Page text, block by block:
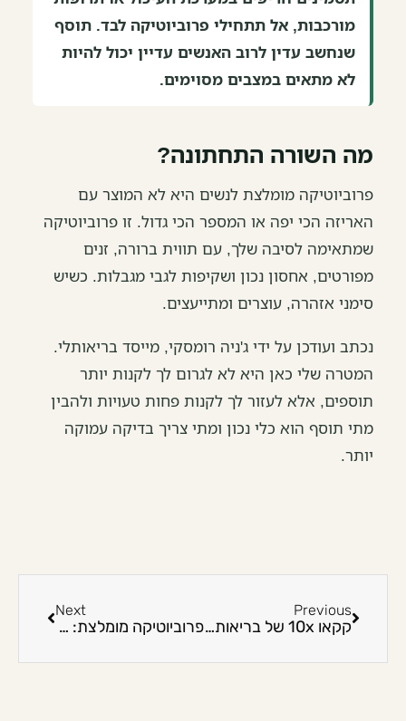
מורכבות, אל תתחילי פרוביוטיקה לבד. תוסף
שנחשב עדין לרוב האנשים עדיין יכול להיות
לא מתאים במצבים מסוימים.
מה השורה התחתונה?
פרוביוטיקה מומלצת לנשים היא לא המוצר עם
האריזה הכי יפה או המספר הכי גדול. זו פרוביוטיקה
שמתאימה לסיבה שלך, עם תווית ברורה, זנים
מפורטים, אחסון נכון ושקיפות לגבי מגבלות. כשיש
סימני אזהרה, עוצרים ומתייעצים.
נכתב ועודכן על ידי ג'ניה רומסקי, מייסד בריאותלי.
המטרה שלי כאן היא לא לגרום לך לקנות יותר
תוספים, אלא לעזור לך לקנות פחות טעויות ולהבין
מתי תוסף הוא כלי נכון ומתי צריך בדיקה עמוקה
יותר.
Previous
קקאו 10x של בריאותלי
Next
פרוביוטיקה מומלצת: מה לבדוק לפני שקונים ב-2026